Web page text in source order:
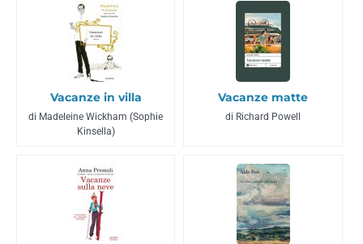
Vacanze in villa
di Madeleine Wickham (Sophie
Kinsella)
Vacanze matte
di Richard Powell